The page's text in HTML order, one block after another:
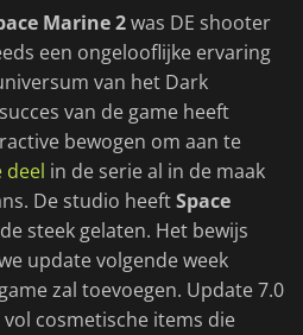
Marine 2was DE shooter
een ongelooflijke ervaring
van het Dark
van de game heeft
bewogen om aan te
deel in de serie al in de maak
De studio heeftSpace
steek gelaten. Het bewijs
update volgende week
zal toevoegen. Update 7.0
cosmetische items die